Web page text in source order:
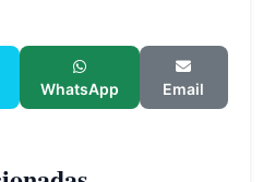
WhatsApp Email